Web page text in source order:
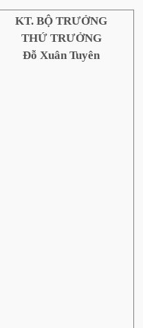
KT. BỘ TRƯỞNG
THỨ TRƯỞNG
Đỗ Xuân Tuyên